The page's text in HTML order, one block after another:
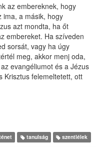
az embereknek, hogy
ima, a másik, hogy
azt mondta, ha őt
embereket. Ha szíveden
sorsát, vagy ha úgy
meg, akkor menj oda,
evangéliumot és a Jézus
Krisztus felemeltetett, ott
tanulság
szentlélek